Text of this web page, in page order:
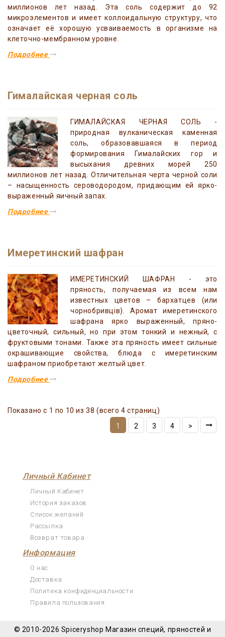
миллионов лет назад. Эта соль содержит до 92
микроэлементов и имеет коллоидальную структуру, что
означает её хорошую усваиваемость в организме на
клеточно-мембранном уровне.
Подробнее
Гималайская черная соль
ГИМАЛАЙСКАЯ ЧЕРНАЯ СОЛЬ -
природная вулканическая каменная
соль, образовавшаяся в период
формирования Гималайских гор и
высыхания древних морей 250
миллионов лет назад. Отличительная черта черной соли
– насыщенность сероводородом, придающим ей ярко-
выраженный яичный запах.
Подробнее
Имеретинский шафран
ИМЕРЕТИНСКИЙ ШАФРАН - это
пряность, получаемая из всем нам
известных цветов – бархатцев (или
чорнобривців). Аромат имеретинского
шафрана ярко выраженный, пряно-
цветочный, сильный, но при этом тонкий и нежный, с
фруктовыми тонами. Также эта пряность имеет сильные
окрашивающие свойства, блюда с имеретинским
шафраном приобретают желтый цвет.
Подробнее
Показано с 1 по 10 из 38 (всего 4 страниц)
1
2 3 4 >
Личный Кабинет
Личный Кабинет
История заказов
Список желаний
Рассылка
Возврат товара
Информация
О нас
Доставка
Политика конфиденциальности
Правила пользования
© 2010-2026 Spiceryshop Магазин специй, пряностей и